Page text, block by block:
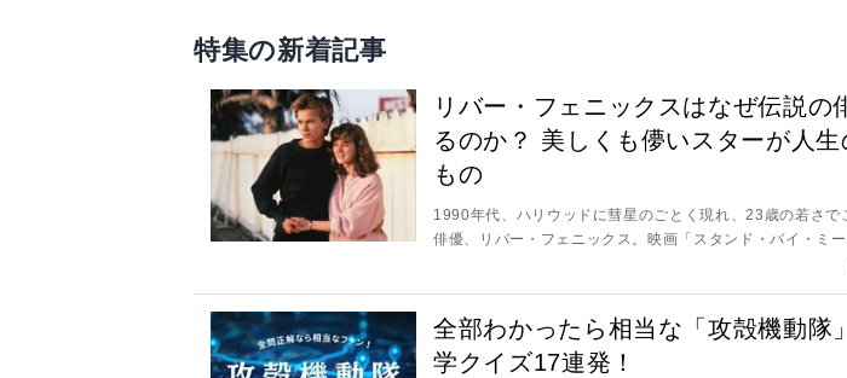
特集の新着記事
リバー・フェニックスはなぜ伝説の
るのか？ 美しくも儚いスターが人生
もの
1990年代、ハリウッドに彗星のごとく現れ、23歳の若さで
俳優、リバー・フェニックス。映画「スタンド・バイ・ミ
全部わかったら相当な「攻殻機動隊
学クイズ17連発！